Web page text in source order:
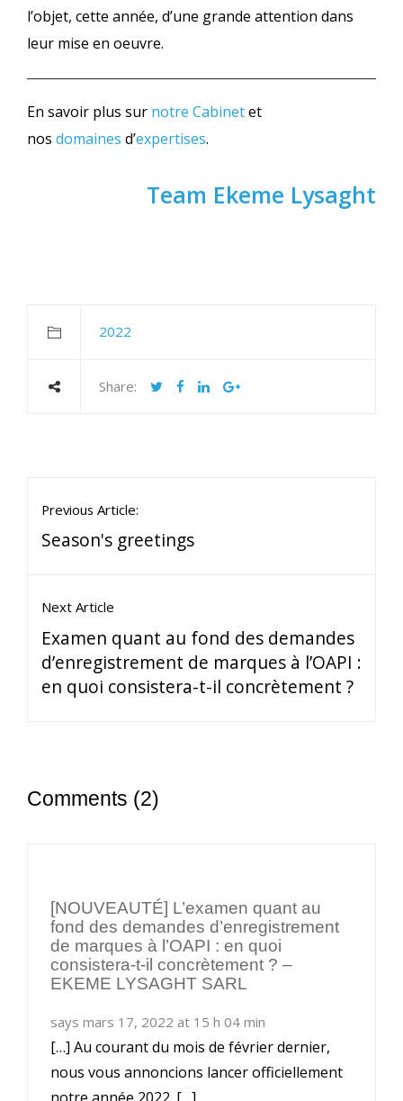
l’objet, cette année, d’une grande attention dans
leur mise en oeuvre.
En savoir plus sur notre Cabinetet
nos domaines d’expertises.
Team Ekeme Lysaght
2022
Share:
Previous Article:
Season's greetings
Next Article
Examen quant au fond des demandes
d’enregistrement de marques à l’OAPI :
en quoi consistera-t-il concrètement ?
Comments (2)
[NOUVEAUTÉ] L’examen quant au
fond des demandes d’enregistrement
de marques à l’OAPI : en quoi
consistera-t-il concrètement ? –
EKEME LYSAGHT SARL
says mars 17, 2022 at 15 h 04 min
[…] Au courant du mois de février dernier,
nous vous annoncions lancer officiellement